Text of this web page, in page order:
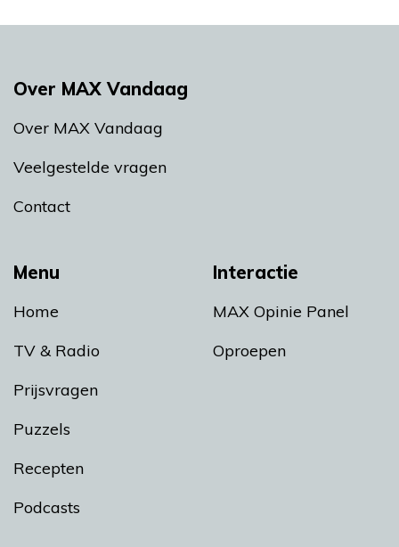
Menu
Home
TV & Radio
Prijsvragen
Puzzels
Recepten
Podcasts
Interactie
MAX Opinie Panel
Oproepen
Over MAX Vandaag
Over MAX Vandaag
Veelgestelde vragen
Contact